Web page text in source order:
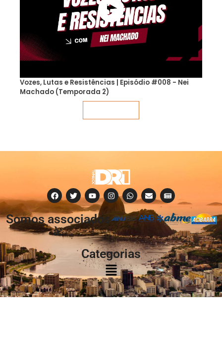
Vozes, Lutas e Resistências | Episódio #008 - Nei
Machado (Temporada 2)
Somos associados
à:
Categorias